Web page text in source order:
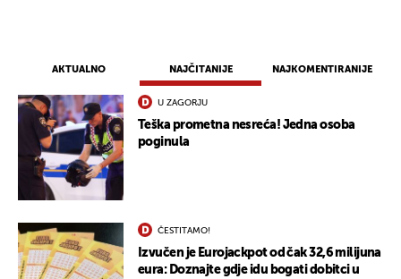
AKTUALNO NAJČITANIJE NAJKOMENTIRANIJE
U ZAGORJU
Teška prometna nesreća! Jedna osoba
poginula
ČESTITAMO!
Izvučen je Eurojackpot od čak 32,6 milijuna
eura: Doznajte gdje idu bogati dobitci u